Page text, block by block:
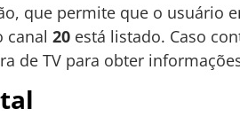
que permite que o usuário
canal 20 está listado. Caso
de TV para obter